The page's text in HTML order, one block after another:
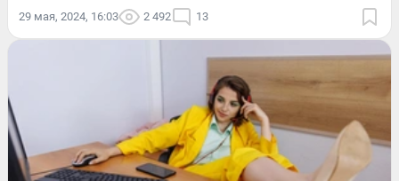
29 мая, 2024, 16:03 2 492 13